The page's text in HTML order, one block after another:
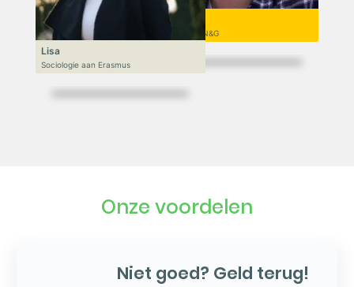
Niek
VWO 6, N&T/N&G
Lisa
Sociologie aan Erasmus
Onze voordelen
Niet goed? Geld terug!